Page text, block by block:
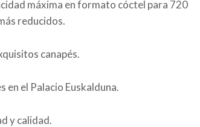
máxima en formato cóctel para 720
reducidos.
canapés.
en el Palacio Euskalduna.
y calidad.